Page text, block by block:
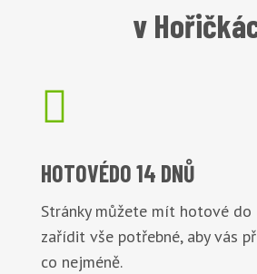
v

HOTOVÉDO 14 DNŮ
Stránky můžete mít hotové do
zařídit vše potřebné, aby vás
co nejméně.